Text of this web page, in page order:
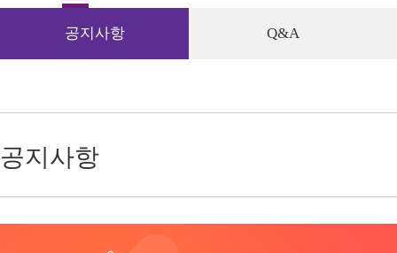
공지사항 Q&A
공지사항